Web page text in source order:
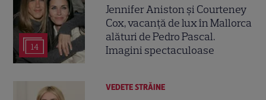
14
Jennifer Aniston și Courteney
Cox, vacanță de lux în Mallorca
alături de Pedro Pascal.
Imagini spectaculoase
VEDETE STRĂINE